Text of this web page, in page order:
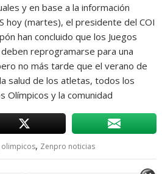
y en base a la información
hoy (martes), el presidente del COI
han concluido que los Juegos
reprogramarse para una
no más tarde que el verano de
salud de los atletas, todos los
Olímpicos y la comunidad
olimpicos, Zenpro noticias